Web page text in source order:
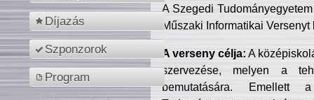
Díjazás
Szponzorok
Program
A Szegedi
Műszaki Informatikai
A verseny célja: A
szervezése, melyen a
bemutatására. Emellett